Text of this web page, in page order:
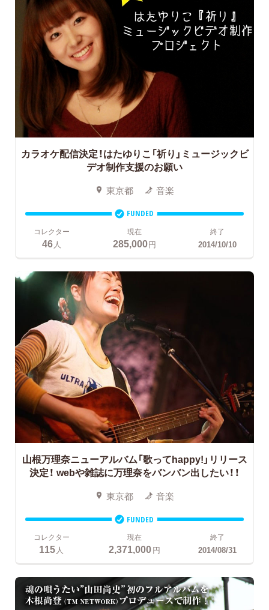
カラオケ配信決定！はたゆりこ「祈り」ミュージックビ
デオ制作支援のお願い
東京都 音楽
FUNDED
コレクター
46人
現在
285,000円
終了
2014/10/10
山根万理奈ニューアルバム「歌ってhappy!」リリース
決定！ webや雑誌に万理奈をバンバン出したい！！
東京都 音楽
FUNDED
コレクター
115人
現在
2,371,000円
終了
2014/08/31